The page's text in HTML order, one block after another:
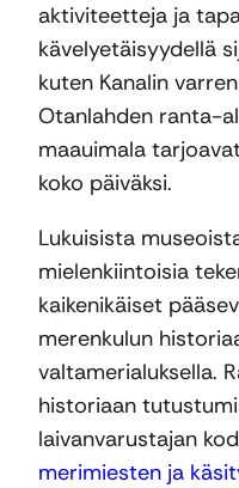
aktiviteetteja ja
kävelyetäisyydellä
kuten Kanalin
Otanlahden ranta-
maauimala
koko päiväksi.
Lukuisista
mielenkiintoisia
kaikenikäiset
merenkulun
valtamerialuksella.
historiaan
laivanvarustajan
merimiesten ja